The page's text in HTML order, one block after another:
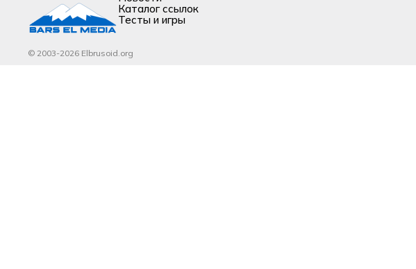
Каталог ссылок
Тесты и игры
© 2003-2026 Elbrusoid.org